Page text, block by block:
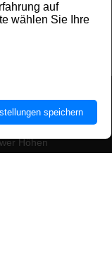
Höhen
auf
wählen Sie Ihre
speichern